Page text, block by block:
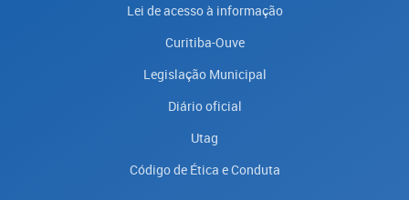
Lei de acesso à informação
Curitiba-Ouve
Legislação Municipal
Diário oficial
Utag
Código de Ética e Conduta